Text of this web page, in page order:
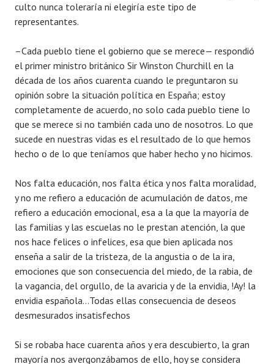
culto nunca toleraría ni elegiría este tipo de
representantes.
–Cada pueblo tiene el gobierno que se merece— respondió
el primer ministro británico Sir Winston Churchill en la
década de los años cuarenta cuando le preguntaron su
opinión sobre la situación política en España; estoy
completamente de acuerdo, no solo cada pueblo tiene lo
que se merece si no también cada uno de nosotros. Lo que
sucede en nuestras vidas es el resultado de lo que hemos
hecho o de lo que teníamos que haber hecho y no hicimos.
Nos falta educación, nos falta ética y nos falta moralidad,
y no me refiero a educación de acumulación de datos, me
refiero a educación emocional, esa a la que la mayoría de
las familias y las escuelas no le prestan atención, la que
nos hace felices o infelices, esa que bien aplicada nos
enseña a salir de la tristeza, de la angustia o de la ira,
emociones que son consecuencia del miedo, de la rabia, de
la vagancia, del orgullo, de la avaricia y de la envidia, !Ay! la
envidia española…Todas ellas consecuencia de deseos
desmesurados insatisfechos
Si se robaba hace cuarenta años y era descubierto, la gran
mayoría nos avergonzábamos de ello, hoy se considera